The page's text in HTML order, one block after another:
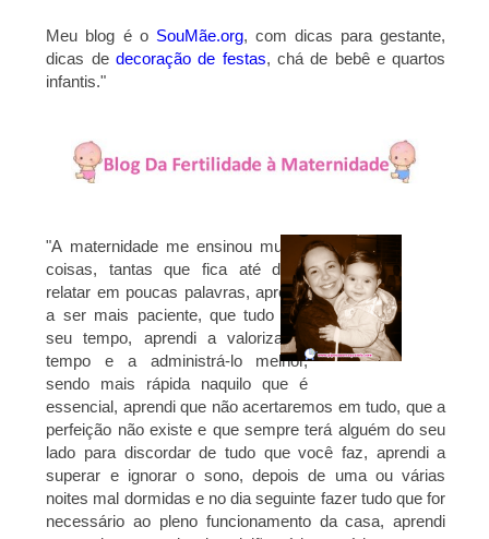
Meu blog é o SouMãe.org, com dicas para gestante,
dicas de decoração de festas, chá de bebê e quartos
infantis."
"A maternidade me ensinou muitas
coisas, tantas que fica até difícil
relatar em poucas palavras, aprendi
a ser mais paciente, que tudo a o
seu tempo, aprendi a valorizar o
tempo e a administrá-lo melhor,
sendo mais rápida naquilo que é
essencial, aprendi que não acertaremos em tudo, que a
perfeição não existe e que sempre terá alguém do seu
lado para discordar de tudo que você faz, aprendi a
superar e ignorar o sono, depois de uma ou várias
noites mal dormidas e no dia seguinte fazer tudo que for
necessário ao pleno funcionamento da casa, aprendi